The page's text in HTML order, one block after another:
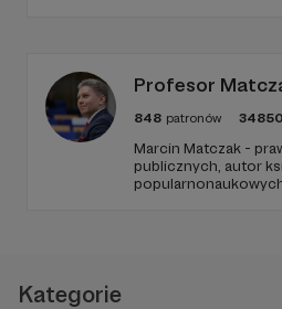
Profesor
848 patronów 34850
Marcin Matczak -
publicznych, autor
Kategorie